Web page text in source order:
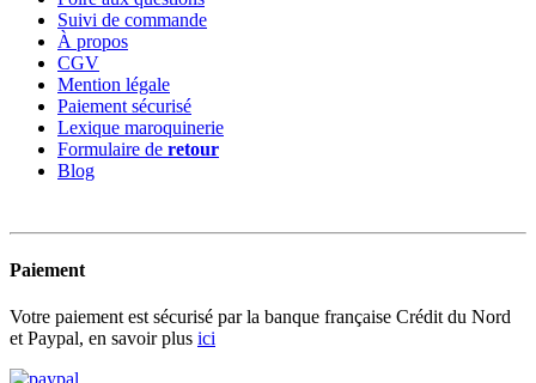
Suivi de commande
À propos
CGV
Mention légale
Paiement sécurisé
Lexique maroquinerie
Formulaire de retour
Blog
Paiement
Votre paiement est sécurisé par la banque française Crédit du Nord
et Paypal, en savoir plus ici